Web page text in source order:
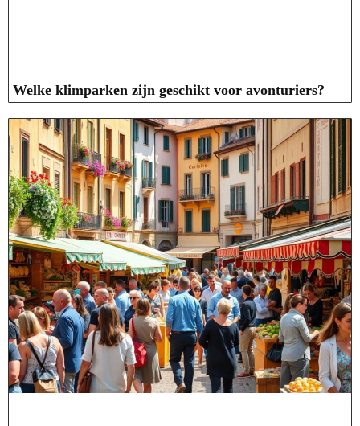
Welke klimparken zijn geschikt voor avonturiers?